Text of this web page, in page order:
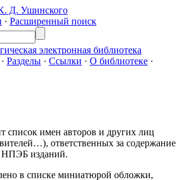
Д. Ушинского
· Расширенный поиск
электронная библиотека
· Разделы · Ссылки · О библиотеке ·
список имен авторов и других лиц
ответственных за содержание
НПЭБ изданий.
в списке миниатюрой обложки,